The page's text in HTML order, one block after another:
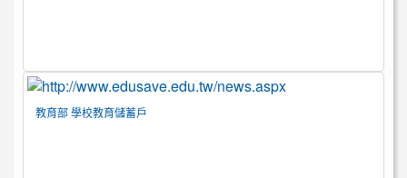
教育部 學校教育儲蓄戶